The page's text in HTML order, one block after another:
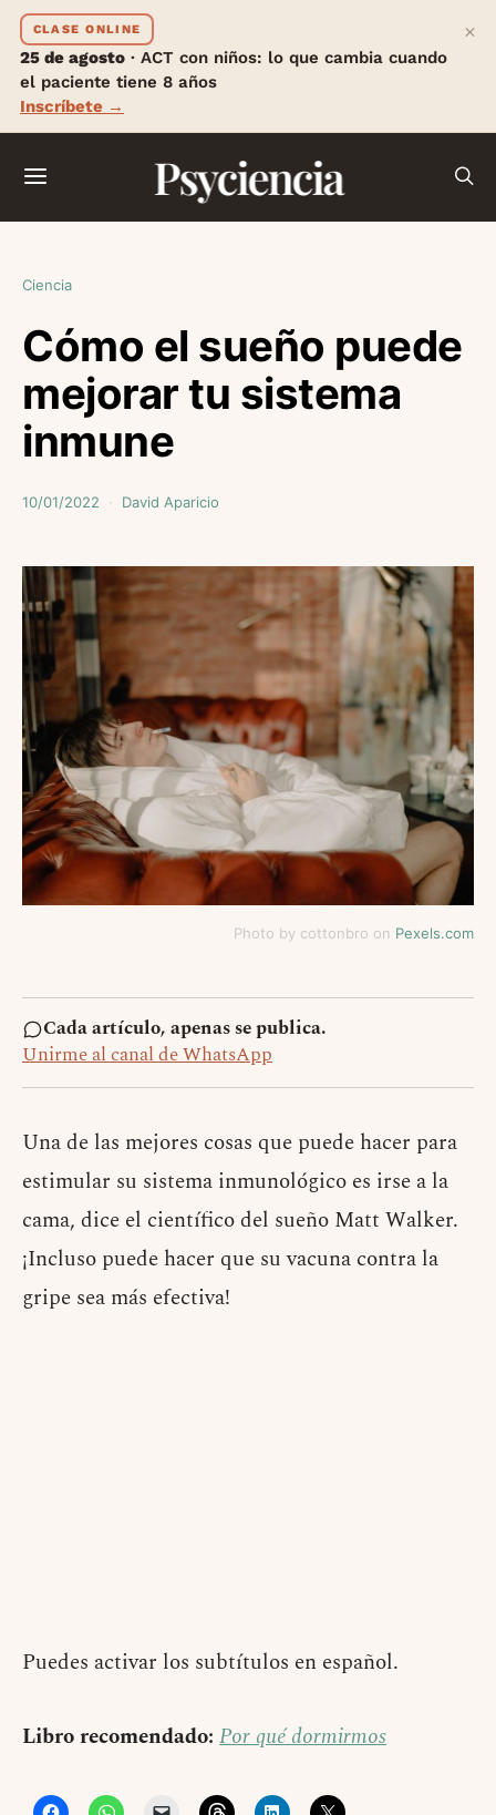
CLASE ONLINE
25 de agosto · ACT con niños: lo que cambia cuando
el paciente tiene 8 años
Inscríbete →
×
Psyciencia
Ciencia
Cómo el sueño puede
mejorar tu sistema
inmune
10/01/2022 David Aparicio
Photo by cottonbro on Pexels.com
Cada artículo, apenas se publica.
Unirme al canal de WhatsApp
Una de las mejores cosas que puede hacer para
estimular su sistema inmunológico es irse a la
cama, dice el científico del sueño Matt Walker.
¡Incluso puede hacer que su vacuna contra la
gripe sea más efectiva!
Puedes activar los subtítulos en español.
Libro recomendado: Por qué dormirmos